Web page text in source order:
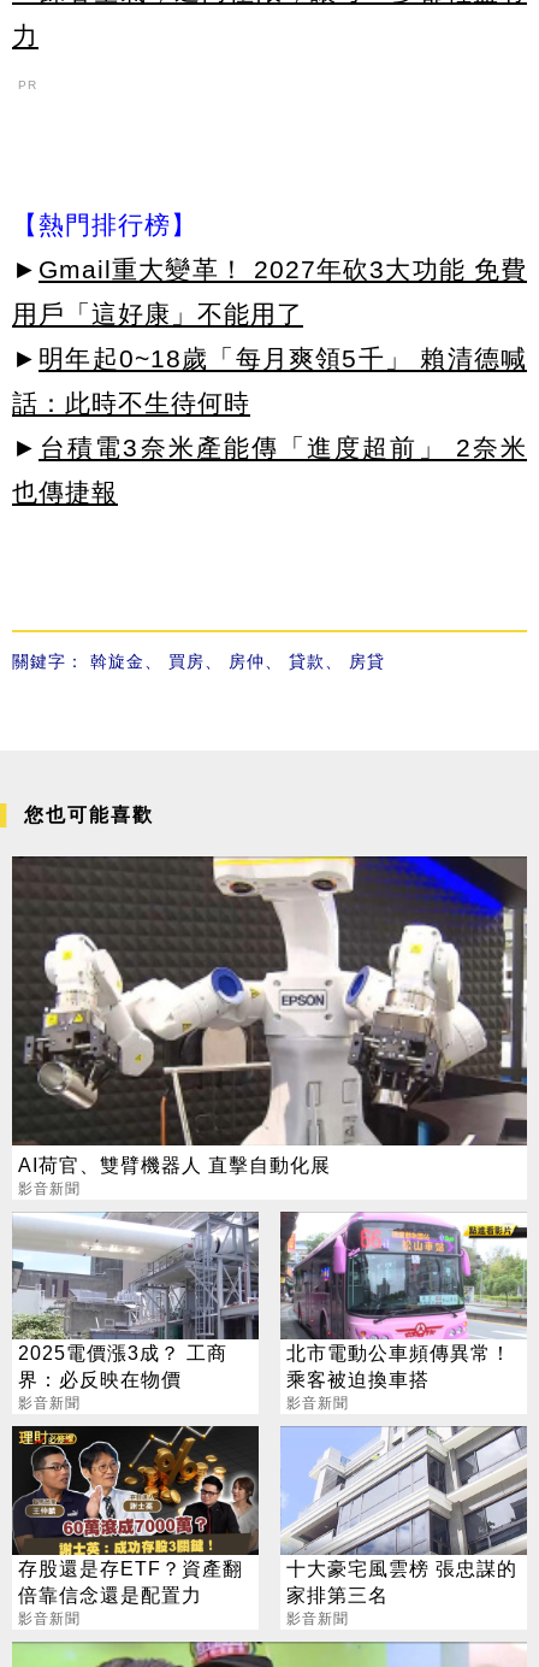
力
PR
【熱門排行榜】
► Gmail重大變革！ 2027年砍3大功能 免費
用戶「這好康」不能用了
► 明年起0~18歲「每月爽領5千」 賴清德喊
話：此時不生待何時
► 台積電3奈米產能傳「進度超前」 2奈米
也傳捷報
關鍵字： 斡旋金 買房 房仲 貸款 房貸
您也可能喜歡
AI荷官、雙臂機器人 直擊自動化展
影音新聞
2025電價漲3成？ 工商
界：必反映在物價
影音新聞
北市電動公車頻傳異常！
乘客被迫換車搭
影音新聞
存股還是存ETF？資產翻
倍靠信念還是配置力
影音新聞
十大豪宅風雲榜 張忠謀的
家排第三名
影音新聞